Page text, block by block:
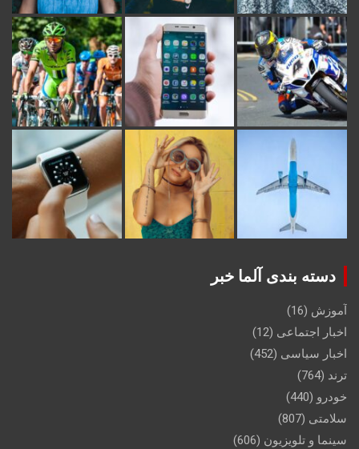
دسته بندی آلما خبر
آموزش (16)
اخبار اجتماعی (12)
اخبار سیاسی (452)
ترند (764)
خودرو (440)
سلامتی (807)
سینما و تلویزیون (606)